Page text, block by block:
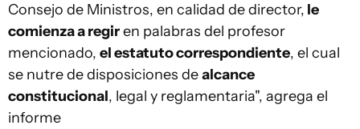
Consejo de Ministros, en calidad de director, le
comienza a regiren palabras del profesor
mencionado, el estatuto correspondiente, el cual
se nutre de disposiciones dealcance
constitucional, legal y reglamentaria", agrega el
informe